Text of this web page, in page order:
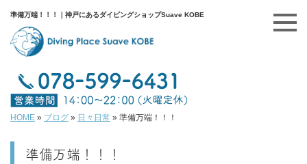
準備万端！！！｜神戸にあるダイビングショップSuave KOBE
HOME » ブログ » 日々日常 » 準備万端！！！
準備万端！！！